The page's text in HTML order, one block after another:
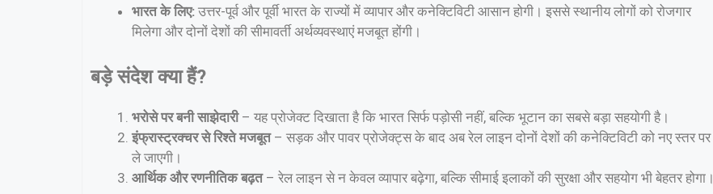
भारत के लिए: उत्तर-पूर्व और पूर्वी भारत के राज्यों में व्यापार और कनेक्टिविटी आसान होगी। इससे स्थानीय लोगों को रोजगार
मिलेगा और दोनों देशों की सीमावर्ती अर्थव्यवस्थाएं मजबूत होंगी।
बड़े संदेश क्या हैं?
भरोसे पर बनी साझेदारी– यह प्रोजेक्ट दिखाता है कि भारत सिर्फ पड़ोसी नहीं, बल्कि भूटान का सबसे बड़ा सहयोगी है।
इंफ्रास्ट्रक्चर से रिश्ते मजबूत– सड़क और पावर प्रोजेक्ट्स के बाद अब रेल लाइन दोनों देशों की कनेक्टिविटी को नए स्तर पर
ले जाएगी।
आर्थिक और रणनीतिक बढ़त– रेल लाइन से न केवल व्यापार बढ़ेगा, बल्कि सीमाई इलाकों की सुरक्षा और सहयोग भी बेहतर होगा।